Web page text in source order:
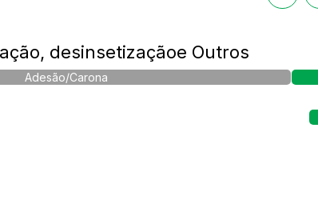
desinsetizaçãoe Outros
Adesão/Carona